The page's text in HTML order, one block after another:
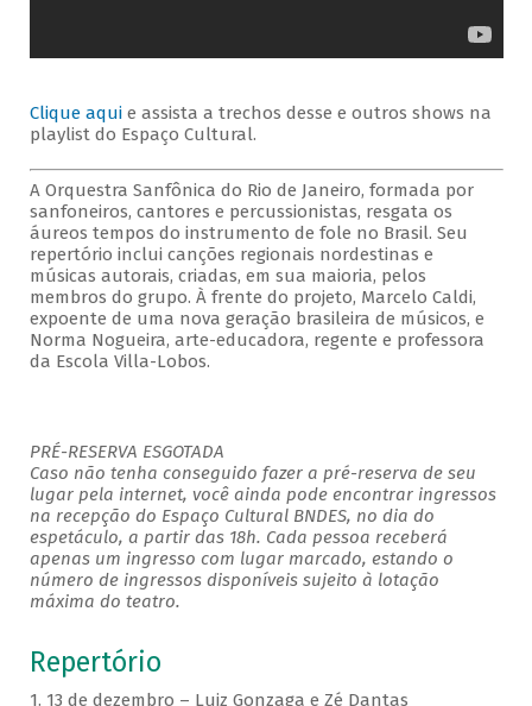
Clique aquie assista a trechos desse e outros shows na
playlist do Espaço Cultural.
A Orquestra Sanfônica do Rio de Janeiro, formada por
sanfoneiros, cantores e percussionistas, resgata os
áureos tempos do instrumento de fole no Brasil. Seu
repertório inclui canções regionais nordestinas e
músicas autorais, criadas, em sua maioria, pelos
membros do grupo. À frente do projeto, Marcelo Caldi,
expoente de uma nova geração brasileira de músicos, e
Norma Nogueira, arte-educadora, regente e professora
da Escola Villa-Lobos.
PRÉ-RESERVA ESGOTADA
Caso não tenha conseguido fazer a pré-reserva de seu
lugar pela internet, você ainda pode encontrar ingressos
na recepção do Espaço Cultural BNDES, no dia do
espetáculo, a partir das 18h. Cada pessoa receberá
apenas um ingresso com lugar marcado, estando o
número de ingressos disponíveis sujeito à lotação
máxima do teatro.
Repertório
1. 13 de dezembro – Luiz Gonzaga e Zé Dantas